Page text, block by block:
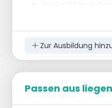
Zur Ausbildung
Passen aus